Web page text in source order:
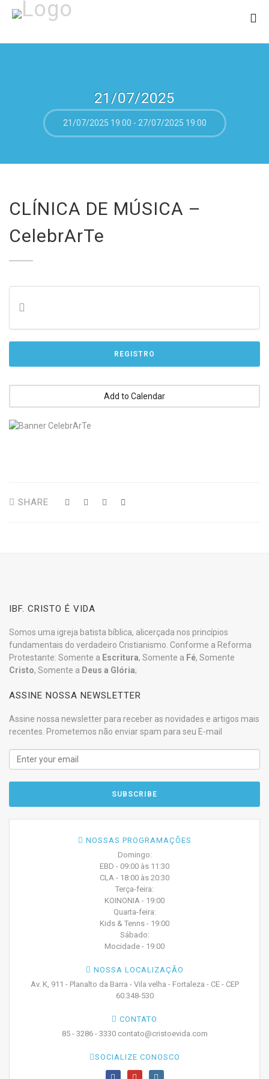
21/07/2025
21/07/2025 19:00 - 27/07/2025 19:00
CLÍNICA DE MÚSICA –
CelebrArTe
REGISTRO
Add to Calendar
SHARE
IBF. CRISTO É VIDA
Somos uma igreja batista bíblica, alicerçada nos princípios
fundamentais do verdadeiro Cristianismo. Conforme a Reforma
Protestante: Somente a Escritura, Somente a Fé, Somente
Cristo, Somente a Deus a Glória;
ASSINE NOSSA NEWSLETTER
Assine nossa newsletter para receber as novidades e artigos mais
recentes. Prometemos não enviar spam para seu E-mail
NOSSAS PROGRAMAÇÕES
Domingo:
EBD - 09:00 às 11:30
CLA - 18:00 às 20:30
Terça-feira:
KOINONIA - 19:00
Quarta-feira:
Kids & Tenns - 19:00
Sábado:
Mocidade - 19:00
NOSSA LOCALIZAÇÃO
Av. K, 911 - Planalto da Barra - Vila velha - Fortaleza - CE - CEP
60.348-530
CONTATO
85 - 3286 - 3330 contato@cristoevida.com
SOCIALIZE CONOSCO